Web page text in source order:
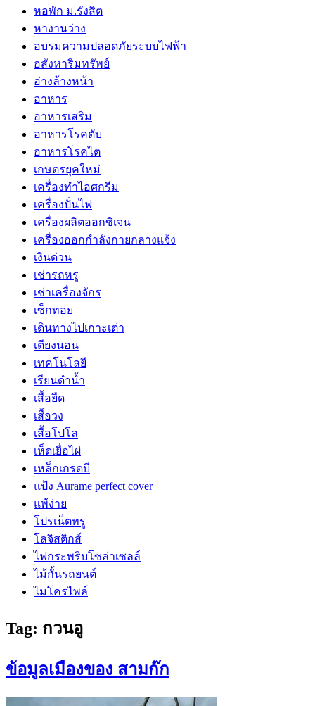
หอพัก ม.รังสิต
หางานว่าง
อบรมความปลอดภัยระบบไฟฟ้า
อสังหาริมทรัพย์
อ่างล้างหน้า
อาหาร
อาหารเสริม
อาหารโรคตับ
อาหารโรคไต
เกษตรยุคใหม่
เครื่องทำไอศกรีม
เครื่องปั่นไฟ
เครื่องผลิตออกซิเจน
เครื่องออกกำลังกายกลางแจ้ง
เงินด่วน
เช่ารถหรู
เช่าเครื่องจักร
เซ็กทอย
เดินทางไปเกาะเต่า
เตียงนอน
เทคโนโลยี
เรียนดำน้ำ
เสื้อยืด
เสื้อวง
เสื้อโปโล
เห็ดเยื่อไผ่
เหล็กเกรดบี
แป้ง Aurame perfect cover
แพ้ง่าย
โปรเน็ตทรู
โลจิสติกส์
ไฟกระพริบโซล่าเซลล์
ไม้กั้นรถยนต์
ไมโครไพล์
Tag: กวนอู
ข้อมูลเมืองของ สามก๊ก